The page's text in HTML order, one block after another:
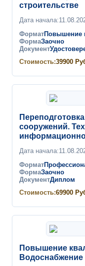
строительстве
Дата начала:
ФорматПовышение
ФормаЗаочно
Документ
Стоимость:39900
сооружений.
Дата начала:
Формат
ФормаЗаочно
ДокументДиплом
Стоимость:69900
Повышение